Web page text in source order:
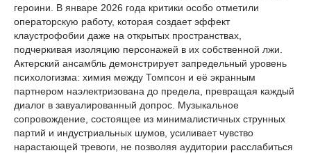
героини. В январе 2026 года критики особо отметили
операторскую работу, которая создает эффект
клаустрофобии даже на открытых пространствах,
подчеркивая изоляцию персонажей в их собственной лжи.
Актерский ансамбль демонстрирует запредельный уровень
психологизма: химия между Томпсон и её экранным
партнером наэлектризована до предела, превращая каждый
диалог в завуалированный допрос. Музыкальное
сопровождение, состоящее из минималистичных струнных
партий и индустриальных шумов, усиливает чувство
нарастающей тревоги, не позволяя аудитории расслабиться